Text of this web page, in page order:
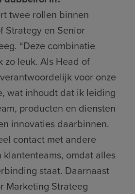
twee rollen binnen
Strategy en Senior
“Deze combinatie
zo leuk. Als Head of
voor onze
wat inhoudt dat ik leiding
producten en diensten
innovaties daarbinnen.
contact met andere
omdat alles
staat. Daarnaast
Marketing Strateeg